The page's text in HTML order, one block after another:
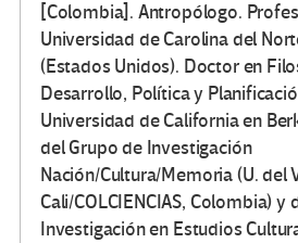
[Colombia]. Antropólogo.
Universidad de Carolina del
(Estados Unidos). Doctor en
Desarrollo, Política y
Universidad de California en
del Grupo de Investigación
Nación/Cultura/Memoria (U. del
Cali/COLCIENCIAS, Colombia) y
Investigación en Estudios